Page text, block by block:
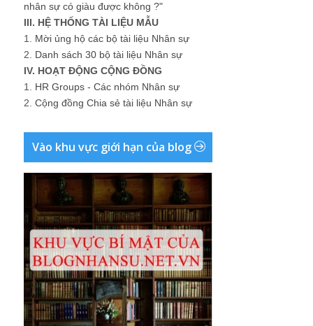
nhân sự có giàu được không ?"
III. HỆ THỐNG TÀI LIỆU MẪU
1. Mời ủng hộ các bộ tài liệu Nhân sự
2. Danh sách 30 bộ tài liệu Nhân sự
IV. HOẠT ĐỘNG CỘNG ĐỒNG
1. HR Groups - Các nhóm Nhân sự
2. Cộng đồng Chia sẻ tài liệu Nhân sự
Vào khu vực giới hạn của blog